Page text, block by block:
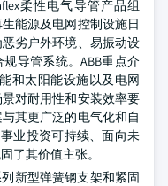
柔性电气导管产品组
能源及电网控制设施日
劣户外环境、易振动设
导管系统。ABB重点介
和太阳能设施以及电网
对耐用性和安装效率要
其更广泛的电气化和自
业投资可持续、面向未
了其价值主张。
新型弹簧钢支架和紧固